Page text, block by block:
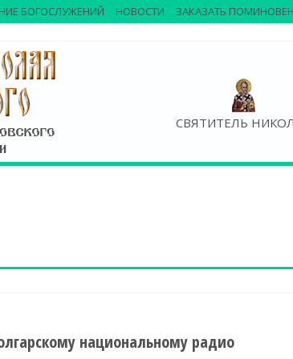
СВЯТИТЕЛЬ
БОГОСЛУЖЕНИЙ НОВОСТИ ЗАКАЗАТЬ
национальному радио